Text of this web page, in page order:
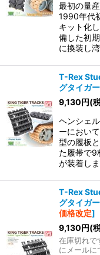
最初の量
1990年代
キット化
備した初
に換装し
T-Rex
グタイガ
9,130円(
ヘンシェ
ーにおい
型の履板
た履帯で9
が装着し
T-Rex
グタイガ
価格改定]
9,130円(
在庫切れで
にメールに